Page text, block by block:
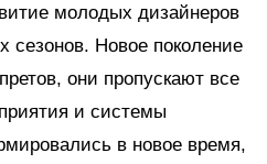
молодых дизайнеров
сезонов. Новое поколение
они пропускают все
и системы
в новое время,